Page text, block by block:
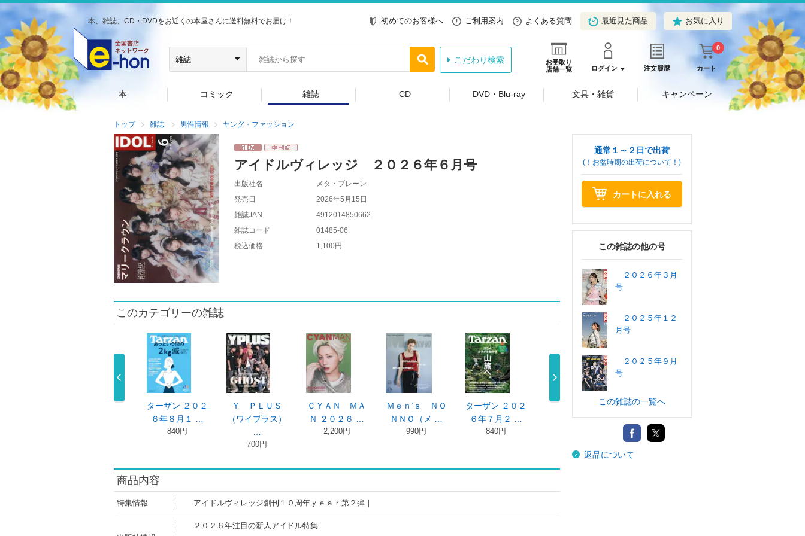
本、雑誌、CD・DVDをお近くの本屋さんに送料無料でお届け！ 初めてのお客様へ ご利用案内 よくある質問 最近見た商品 お気に入り
お受取り
店舗一覧
ログイン 注文履歴 カート
0
こだわり検索
本 コミック 雑誌 CD DVD・Blu-ray 文具・雑貨 キャンペーン
トップ 雑誌 男性情報 ヤング・ファッション
アイドルヴィレッジ ２０２６年６月号
出版社名
メタ・ブレーン
発売日
2026年5月15日
雑誌JAN
4912014850662
雑誌コード
01485-06
税込価格
1,100円
このカテゴリーの雑誌
Ｔｈｅｍ ｍａ
ターザン ２０２
６年８月１ …
840円
Ｙ ＰＬＵＳ
（ワイプラス）
700円
ＣＹＡＮ ＭＡ
Ｎ ２０２６ …
2,200円
Ｍｅｎ’ｓ ＮＯ
ＮＮＯ（メ …
990円
ターザン ２０２
６年７月２ …
840円
ＦＩＮＥＢＯＹ
Ｓ（ファイン …
Ｃｒｅａｍ（ク
リーム） ２ …
2,750円
商品内容
特集情報 アイドルヴィレッジ創刊１０周年ｙｅａｒ第２弾｜
２０２６年注目の新人アイドル特集
通常１～２日で出荷
(！お盆時期の出荷について！)
カートに入れる
この雑誌の他の号
２０２６年３月
号
２０２５年１２
月号
２０２５年９月
号
この雑誌の一覧へ
返品について